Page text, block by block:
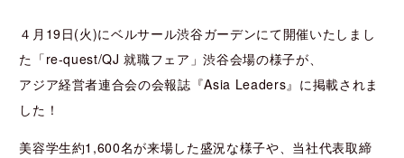
４月19日(火)にベルサール渋谷ガーデンにて開催いたしまし
た「re-quest/QJ 就職フェア」渋谷会場の様子が、
アジア経営者連合会の会報誌『Asia Leaders』に掲載されま
した！
美容学生約1,600名が来場した盛況な様子や、当社代表取締